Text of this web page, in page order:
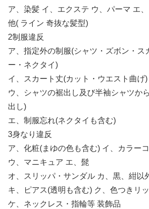
ア、染髪 イ、エクステ ウ、パーマ エ
他( ライン 奇抜な髪型)
2制服違反
ア、指定外の制服(シャツ・ズボン・ス
ー・ネクタイ)
イ、スカート丈(カット・ウエスト曲げ)
ウ、シャツの裾出し及び半袖シャツか
出し)
エ、制服忘れ(ネクタイも含む)
3身なり違反
ア、化粧(まゆの色も含む) イ、カラー
ウ、マニキュア エ、髭
オ、スリッパ・サンダル カ、黒、紺以
キ、ピアス(透明も含む) ク、色つきリ
ケ、ネックレス・指輪等 装飾品